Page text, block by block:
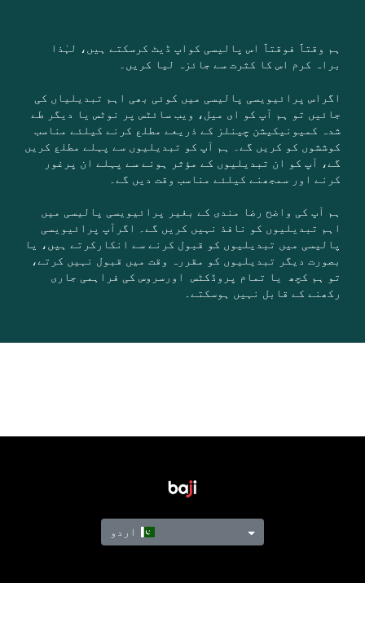
ہم وقتاََ فوقتاََ اس پالیسی کواپ ڈیٹ کرسکتے ہیں، لہٰذا
براہ کرم اس کا کثرت سے جائزہ لیا کریں۔
اگراس پرائیویسی پالیسی میں کوئی بھی اہم تبدیلیاں کی
جائیں تو ہم آپ کو ای میل، ویب سائٹس پر نوٹس یا دیگر طے
شدہ کمیونیکیشن چینلز کے ذریعے مطلع کرنے کیلئے مناسب
کوششوں کو کریں گے۔ ہم آپ کو تبدیلیوں سے پہلے مطلع کریں
گے، آپ کو ان تبدیلیوں کے مؤثر ہونے سے پہلے ان پرغور
کرنے اور سمجھنے کیلئے مناسب وقت دیں گے۔
ہم آپ کی واضح رضا مندی کے بغیر پرائیویسی پالیسی میں
اہم تبدیلیوں کو نافذ نہیں کریں گے۔ اگرآپ پرائیویسی
پالیسی میں تبدیلیوں کو قبول کرنے سے انکارکرتے ہیں، یا
بصورت دیگر تبدیلیوں کو مقررہ وقت میں قبول نہیں کرتے،
تو ہم کچھ یا تمام پروڈکٹس اورسروس کی فراہمی جاری
رکھنے کے قابل نہیں ہوسکتے۔
اردو